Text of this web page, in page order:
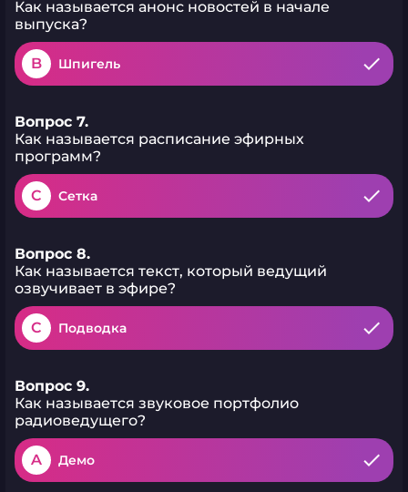
Как называется анонс новостей в начале
выпуска?
B Шпигель
Вопрос 7.
Как называется расписание эфирных
программ?
C Сетка
Вопрос 8.
Как называется текст, который ведущий
озвучивает в эфире?
C Подводка
Вопрос 9.
Как называется звуковое портфолио
радиоведущего?
A Демо